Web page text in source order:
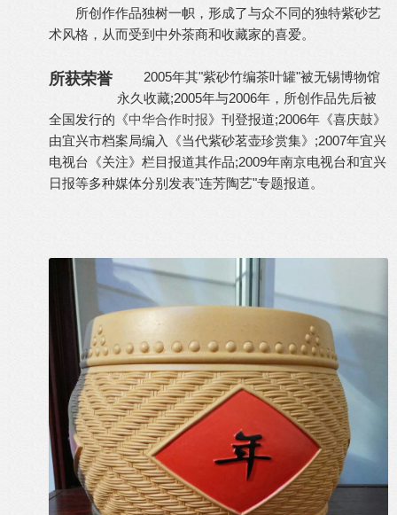
所创作作品独树一帜，形成了与众不同的独特紫砂艺
术风格，从而受到中外茶商和收藏家的喜爱。
所获荣誉
2005年其"紫砂竹编茶叶罐"被无锡博物馆
永久收藏;2005年与2006年，所创作品先后被
全国发行的《中华合作时报》刊登报道;2006年《喜庆鼓》
由宜兴市档案局编入《当代紫砂茗壶珍赏集》;2007年宜兴
电视台《关注》栏目报道其作品;2009年南京电视台和宜兴
日报等多种媒体分别发表"连芳陶艺"专题报道。